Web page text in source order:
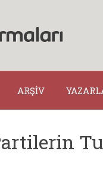
ARŞİV